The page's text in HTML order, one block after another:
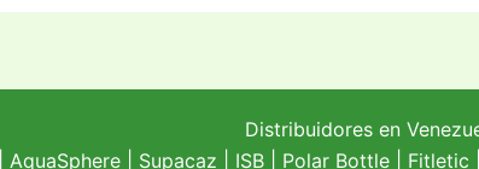
Distribuidores en
AquaSphere| Supacaz | ISB | Polar Bottle| Fitletic